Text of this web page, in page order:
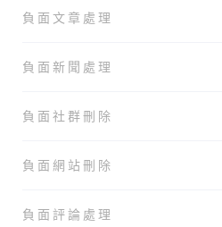
負面文章處理
負面新聞處理
負面社群刪除
負面網站刪除
負面評論處理